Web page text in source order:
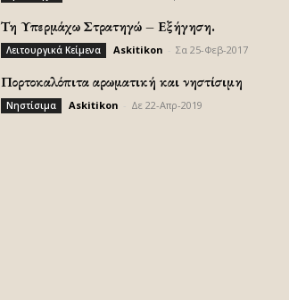
Τη Υπερμάχω Στρατηγώ – Εξήγηση.
Λειτουργικά Κείμενα Askitikon Σα 25-Φεβ-2017
Πορτοκαλόπιτα αρωματική και νηστίσιμη
Νηστίσιμα Askitikon Δε 22-Απρ-2019